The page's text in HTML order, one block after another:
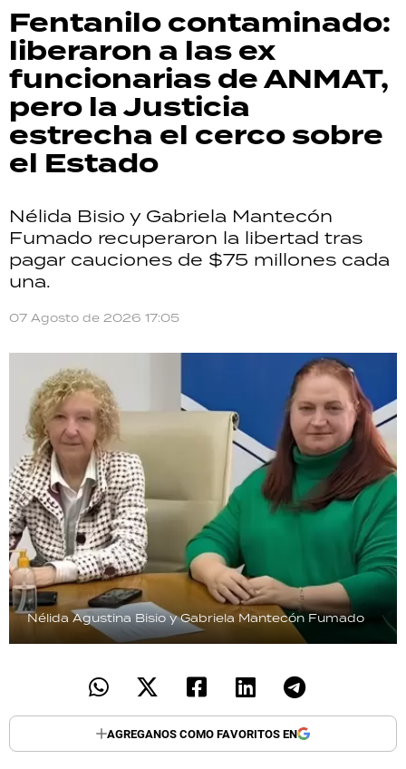
Fentanilo contaminado:
liberaron a las ex
funcionarias de ANMAT,
pero la Justicia
estrecha el cerco sobre
el Estado
Nélida Bisio y Gabriela Mantecón
Fumado recuperaron la libertad tras
pagar cauciones de $75 millones cada
una.
07 Agosto de 2026 17:05
Nélida Agustina Bisio y Gabriela Mantecón Fumado
AGREGANOS COMO FAVORITOS EN